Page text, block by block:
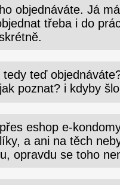
objednáváte. Já
třeba i do
teď
poznat? i kdyby
eshop e-
a ani na těch
opravdu se toho